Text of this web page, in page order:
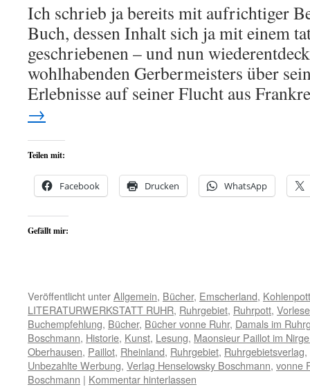
Ich schrieb ja bereits mit aufrichtiger
Buch, dessen Inhalt sich ja mit einem
geschriebenen – und nun
wohlhabenden Gerbermeisters über
Erlebnisse auf seiner Flucht aus
→
Teilen mit:
Facebook Drucken WhatsApp
Gefällt mir:
Veröffentlicht unterAllgemein, Bücher, Emscherland, Kohlenpott
LITERATURWERKSTATT RUHR, Ruhrgebiet, Ruhrpott,
Buchempfehlung, Bücher, Bücher vonne Ruhr, Damals im
Boschmann, Historie, Kunst, Lesung, Maonsieur Paillot im
Oberhausen, Paillot, Rheinland, Ruhrgebiet, Ruhrgebietsverlag,
Unbezahlte Werbung, Verlag Henselowsky Boschmann, vonne
Boschmann | Kommentar hinterlassen